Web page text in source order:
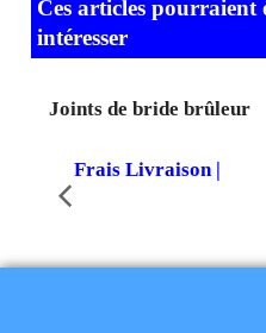
Ces articles pourraient
intéresser
Joints de bride brûleur
Frais Livraison